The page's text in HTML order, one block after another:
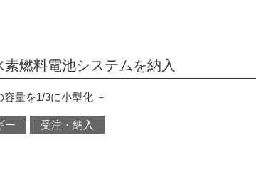
燃料電池システムを納入
量を1/3に小型化 －
ー 受注・納入